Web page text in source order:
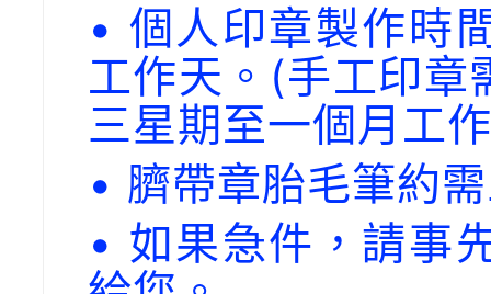
• 個人印章製作時
工作天。(手工印章
三星期至一個月工
• 臍帶章胎毛筆約
• 如果急件，請事